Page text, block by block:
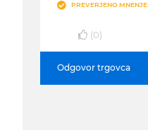
PREVERJENO MNENJE
(0)
Odgovor trgovca